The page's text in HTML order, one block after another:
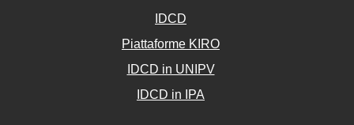
IDCD
Piattaforme KIRO
IDCD in UNIPV
IDCD in IPA